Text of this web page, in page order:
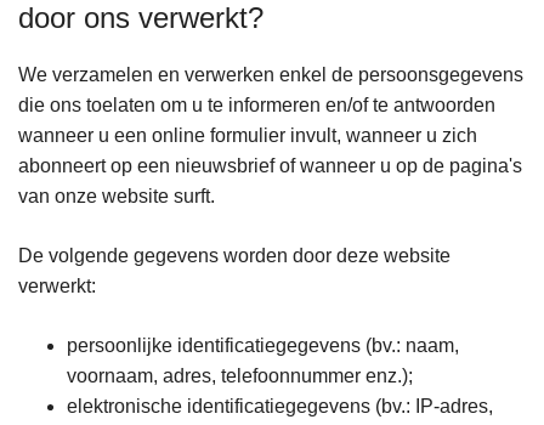
door ons verwerkt?
We verzamelen en verwerken enkel de persoonsgegevens
die ons toelaten om u te informeren en/of te antwoorden
wanneer u een online formulier invult, wanneer u zich
abonneert op een nieuwsbrief of wanneer u op de pagina's
van onze website surft.
De volgende gegevens worden door deze website
verwerkt:
persoonlijke identificatiegegevens (bv.: naam,
voornaam, adres, telefoonnummer enz.);
elektronische identificatiegegevens (bv.: IP-adres,